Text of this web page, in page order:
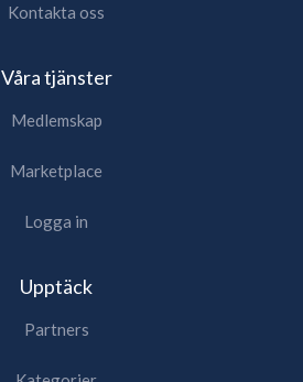
Kontakta oss
Våra tjänster
Medlemskap
Marketplace
Logga in
Upptäck
Partners